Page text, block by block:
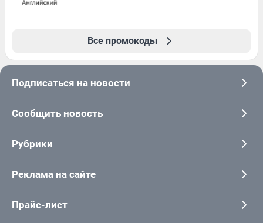
Все промокоды
Подписаться на новости
Сообщить новость
Рубрики
Реклама на сайте
Прайс-лист